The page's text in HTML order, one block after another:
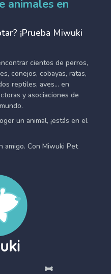
animales en
¡Prueba Miwuki
cientos de perros,
conejos, cobayas, ratas,
reptiles, aves... en
y asociaciones de
un animal, ¡estás en el
amigo. Con Miwuki Pet